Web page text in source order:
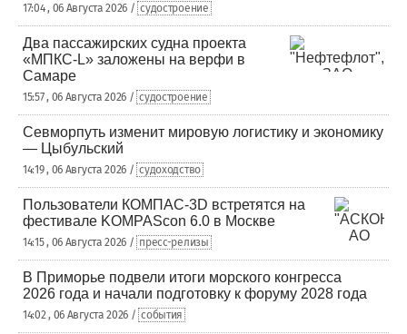
17:04 , 06 Августа 2026 / судостроение
Два пассажирских судна проекта
«МПКС-L» заложены на верфи в
Самаре
15:57 , 06 Августа 2026 / судостроение
Севморпуть изменит мировую логистику и экономику
— Цыбульский
14:19 , 06 Августа 2026 / судоходство
Пользователи КОМПАС-3D встретятся на
фестивале KOMPAScon 6.0 в Москве
14:15 , 06 Августа 2026 / пресс-релизы
В Приморье подвели итоги морского конгресса
2026 года и начали подготовку к форуму 2028 года
14:02 , 06 Августа 2026 / события